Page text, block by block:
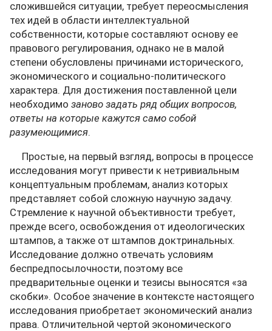
сложившейся ситуации, требует переосмысления
тех идей в области интеллектуальной
собственности, которые составляют основу ее
правового регулирования, однако не в малой
степени обусловлены причинами исторического,
экономического и социально-политического
характера. Для достижения поставленной цели
необходимо заново задать ряд общих вопросов,
ответы на которые кажутся само собой
разумеющимися.
Простые, на первый взгляд, вопросы в процессе
исследования могут привести к нетривиальным
концептуальным проблемам, анализ которых
представляет собой сложную научную задачу.
Стремление к научной объективности требует,
прежде всего, освобождения от идеологических
штампов, а также от штампов доктринальных.
Исследование должно отвечать условиям
беспредпосылочности, поэтому все
предварительные оценки и тезисы выносятся «за
скобки». Особое значение в контексте настоящего
исследования приобретает экономический анализ
права. Отличительной чертой экономического